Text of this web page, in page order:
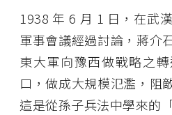
1938 年 6 月 1 日，在武
軍事會議經過討論，蔣介
東大軍向豫西做戰略之
口，做成大規模氾濫，阻
這是從孫子兵法中學來的